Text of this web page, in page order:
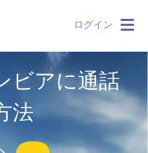
ログイン
ビアに通話
法